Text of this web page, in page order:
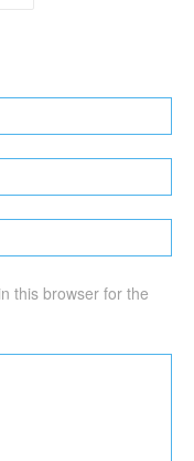
this browser for the